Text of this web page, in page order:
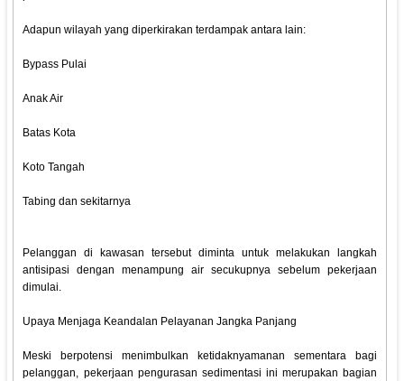
Adapun wilayah yang diperkirakan terdampak antara lain:
Bypass Pulai
Anak Air
Batas Kota
Koto Tangah
Tabing dan sekitarnya
Pelanggan di kawasan tersebut diminta untuk melakukan langkah
antisipasi dengan menampung air secukupnya sebelum pekerjaan
dimulai.
Upaya Menjaga Keandalan Pelayanan Jangka Panjang
Meski berpotensi menimbulkan ketidaknyamanan sementara bagi
pelanggan, pekerjaan pengurasan sedimentasi ini merupakan bagian